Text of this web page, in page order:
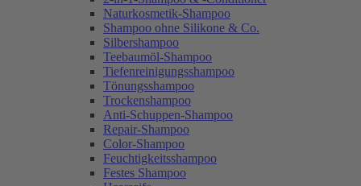
Naturkosmetik-Shampoo
Shampoo ohne Silikone & Co.
Silbershampoo
Teebaumöl-Shampoo
Tiefenreinigungsshampoo
Tönungsshampoo
Trockenshampoo
Anti-Schuppen-Shampoo
Repair-Shampoo
Color-Shampoo
Feuchtigkeitsshampoo
Festes Shampoo